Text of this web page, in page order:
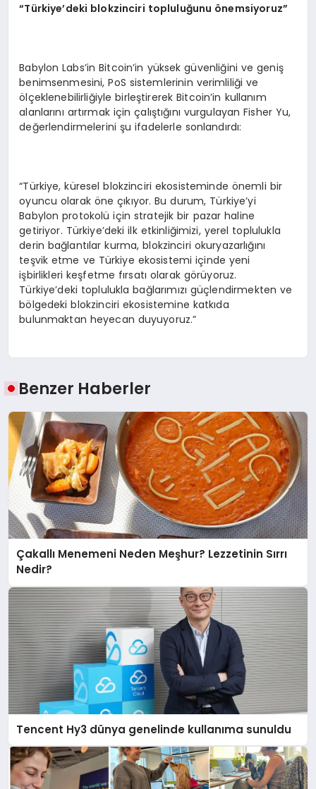
“Türkiye’deki blokzinciri topluluğunu önemsiyoruz”
Babylon Labs’in Bitcoin’in yüksek güvenliğini ve geniş
benimsenmesini, PoS sistemlerinin verimliliği ve
ölçeklenebilirliğiyle birleştirerek Bitcoin’in kullanım
alanlarını artırmak için çalıştığını vurgulayan Fisher Yu,
değerlendirmelerini şu ifadelerle sonlandırdı:
“Türkiye, küresel blokzinciri ekosisteminde önemli bir
oyuncu olarak öne çıkıyor. Bu durum, Türkiye’yi
Babylon protokolü için stratejik bir pazar haline
getiriyor. Türkiye’deki ilk etkinliğimizi, yerel toplulukla
derin bağlantılar kurma, blokzinciri okuryazarlığını
teşvik etme ve Türkiye ekosistemi içinde yeni
işbirlikleri keşfetme fırsatı olarak görüyoruz.
Türkiye’deki toplulukla bağlarımızı güçlendirmekten ve
bölgedeki blokzinciri ekosistemine katkıda
bulunmaktan heyecan duyuyoruz.”
Benzer Haberler
Çakallı Menemeni Neden Meşhur? Lezzetinin Sırrı
Nedir?
Tencent Hy3 dünya genelinde kullanıma sunuldu